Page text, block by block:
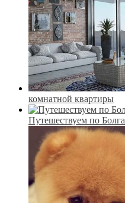
комнатной квартиры
Путешествуем по